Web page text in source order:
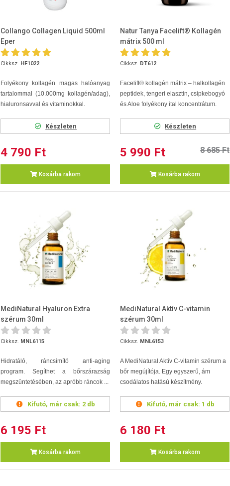
Collango Collagen Liquid 500ml
Eper
Cikksz. HF1022
Folyékony kollagén magas hatóanyag
tartalommal (10.000mg kollagén/adag),
hialuronsavval és vitaminokkal.
Készleten
4 790 Ft
Kosárba rakom
Natur Tanya Facelift® Kollagén
mátrix 500 ml
Cikksz. DT612
Facelift® kollagén mátrix – halkollagén
peptidek, tengeri elasztin, csipkebogyó
és Aloe folyékony ital koncentrátum.
Készleten
5 990 Ft 8 685 Ft
Kosárba rakom
MediNatural Hyaluron Extra
szérum 30ml
Cikksz. MNL6115
Hidratáló, ráncsimító anti-aging
program. Segíthet a bőrszárazság
megszüntetésében, az apróbb ráncok ...
Kifutó, már csak: 2 db
6 195 Ft
Kosárba rakom
MediNatural Aktív C-vitamin
szérum 30ml
Cikksz. MNL6153
A MediNatural Aktív C-vitamin szérum a
bőr megújítója. Egy egyszerű, ám
csodálatos hatású készítmény.
Kifutó, már csak: 1 db
6 180 Ft
Kosárba rakom